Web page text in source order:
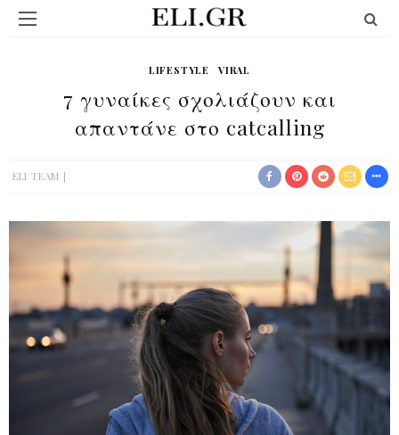
LIFESTYLE VIRAL
7 γυναίκες σχολιάζουν και
απαντάνε στο catcalling
ELI TEAM